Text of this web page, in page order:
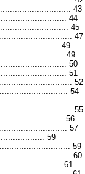
43
44
45
47
49
49
50
51
52
54
55
56
57
59
59
60
61